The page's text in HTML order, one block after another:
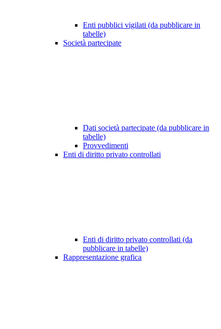
Enti pubblici vigilati (da pubblicare in
tabelle)
Società partecipate
Dati società partecipate (da pubblicare in
tabelle)
Provvedimenti
Enti di diritto privato controllati
Enti di diritto privato controllati (da
pubblicare in tabelle)
Rappresentazione grafica